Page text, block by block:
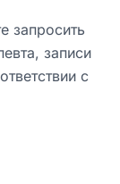
запросить
записи
с